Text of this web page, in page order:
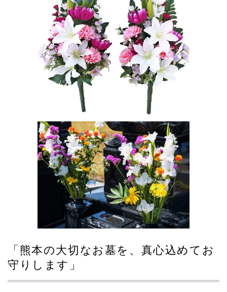
「熊本の大切なお墓を、真心込めてお
守りします」